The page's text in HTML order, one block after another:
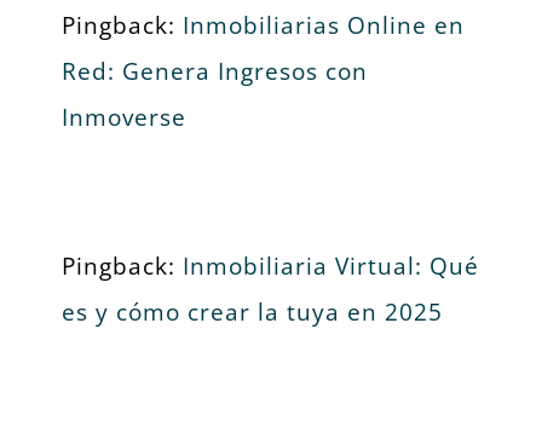
Pingback: Inmobiliarias Online en
Red: Genera Ingresos con
Inmoverse
Pingback: Inmobiliaria Virtual: Qué
es y cómo crear la tuya en 2025